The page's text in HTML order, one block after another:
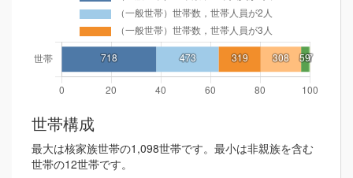
世帯構成
最大は核家族世帯の1,098世帯です。最小は非親族を含む
世帯の12世帯です。